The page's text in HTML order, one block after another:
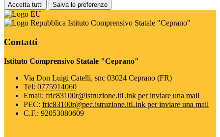
Accetta tutti Salva le preferenze
Istituto Comprensivo Statale "Ceprano"
Contatti
Istituto Comprensivo Statale "Ceprano"
Via Don Luigi Catelli, snc 03024 Ceprano (FR)
Tel: 0775914060
Email: fric83100r@istruzione.itLink per inviare una mail
PEC: fric83100r@pec.istruzione.itLink per inviare una mail
C.F.: 92053080609